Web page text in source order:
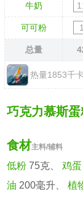
牛奶
可可粉
总量
热量1853千
巧克力慕斯
食材主料/辅料
低粉 75克、 鸡蛋
油 200毫升、植